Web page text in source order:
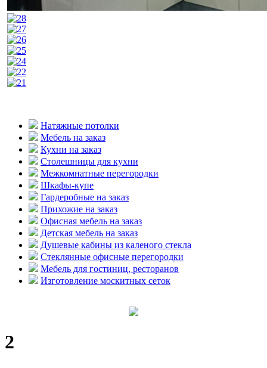
Натяжные потолки
Мебель на заказ
Кухни на заказ
Столешницы для кухни
Межкомнатные перегородки
Шкафы-купе
Гардеробные на заказ
Прихожие на заказ
Офисная мебель на заказ
Детская мебель на заказ
Душевые кабины из каленого стекла
Стеклянные офисные перегородки
Мебель для гостиниц, ресторанов
Изготовление москитных сеток
2